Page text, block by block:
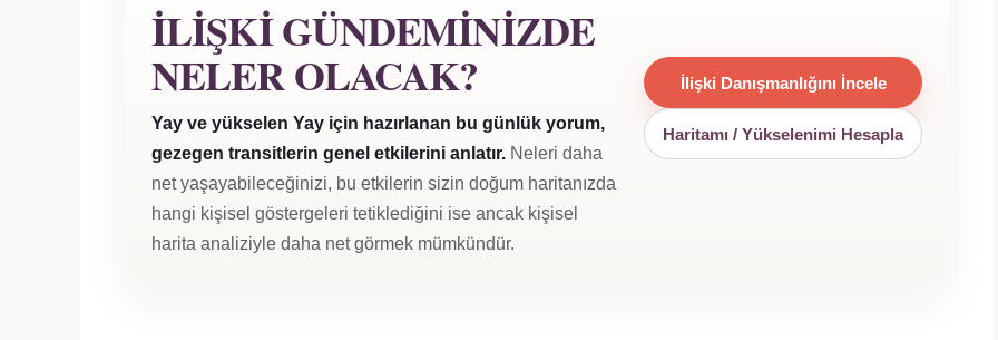
İLIŞKI GÜNDEMINIZDE
NELER OLACAK?
Yay ve yükselen Yay için hazırlanan bu günlük yorum,
gezegen transitlerin genel etkilerini anlatır. Neleri daha
net yaşayabileceğinizi, bu etkilerin sizin doğum haritanızda
hangi kişisel göstergeleri tetiklediğini ise ancak kişisel
harita analiziyle daha net görmek mümkündür.
İlişki Danışmanlığını İncele
Haritamı / Yükselenimi Hesapla